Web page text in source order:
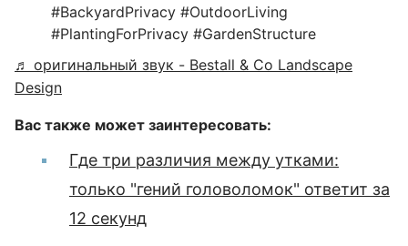
#BackyardPrivacy #OutdoorLiving
#PlantingForPrivacy #GardenStructure
♬ оригинальный звук - Bestall & Co Landscape
Design
Вас также может заинтересовать:
Где три различия между утками:
только "гений головоломок" ответит за
12 секунд